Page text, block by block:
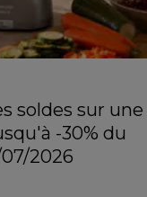
soldes sur une
-30% du
2026